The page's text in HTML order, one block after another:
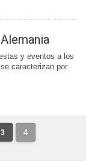
y eventos a los
caracterizan por
3 4